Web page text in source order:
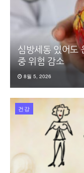
심방세동 있어도
중 위험 감소
8월 5, 2026
건강